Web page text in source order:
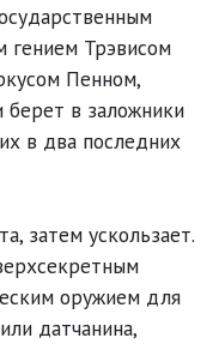
Трэвисом
Пенном,
берет в заложники
в два последних
затем ускользает.
оружием для
датчанина,